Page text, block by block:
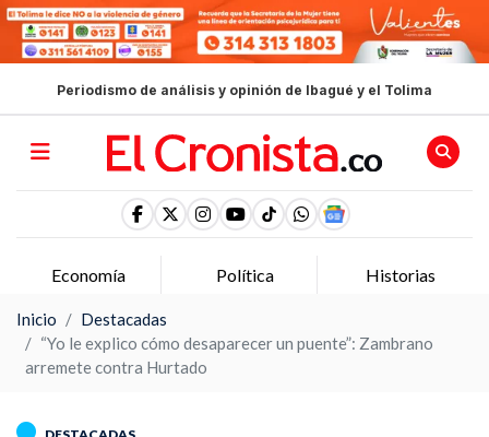
Periodismo de análisis y opinión de Ibagué y el Tolima
Economía Política Historias
Inicio
Destacadas
“Yo le explico cómo desaparecer un puente”: Zambrano
arremete contra Hurtado